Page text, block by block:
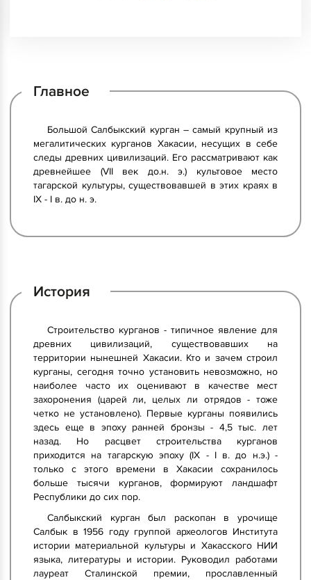
Главное
Большой Салбыкский курган – самый крупный из
мегалитических курганов Хакасии, несущих в себе
следы древних цивилизаций. Его рассматривают как
древнейшее (VII век до.н. э.) культовое место
тагарской культуры, существовавшей в этих краях в
IX - I в. до н. э.
История
Строительство курганов - типичное явление для
древних цивилизаций, существовавших на
территории нынешней Хакасии. Кто и зачем строил
курганы, сегодня точно установить невозможно, но
наиболее часто их оценивают в качестве мест
захоронения (царей ли, целых ли отрядов - тоже
четко не установлено). Первые курганы появились
здесь еще в эпоху ранней бронзы - 4,5 тыс. лет
назад. Но расцвет строительства курганов
приходится на тагарскую эпоху (IX - I в. до н.э.) -
только с этого времени в Хакасии сохранилось
больше тысячи курганов, формируют ландшафт
Республики до сих пор.
Салбыкский курган был раскопан в урочище
Салбык в 1956 году группой археологов Института
истории материальной культуры и Хакасского НИИ
языка, литературы и истории. Руководил работами
лауреат Сталинской премии, прославленный